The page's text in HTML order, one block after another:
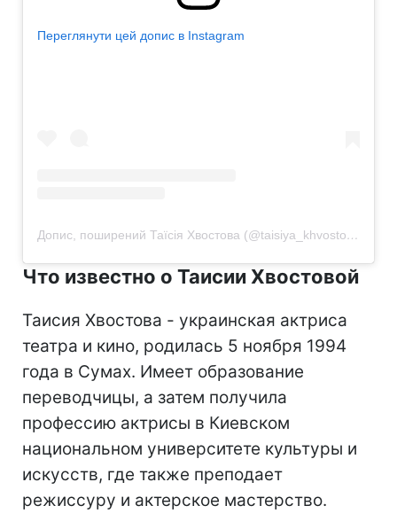
Переглянути цей допис в Instagram
Допис, поширений Таїсія Хвостова (@taisiya_khvostova)
Что известно о Таисии Хвостовой
Таисия Хвостова - украинская актриса
театра и кино, родилась 5 ноября 1994
года в Сумах. Имеет образование
переводчицы, а затем получила
профессию актрисы в Киевском
национальном университете культуры и
искусств, где также преподает
режиссуру и актерское мастерство.